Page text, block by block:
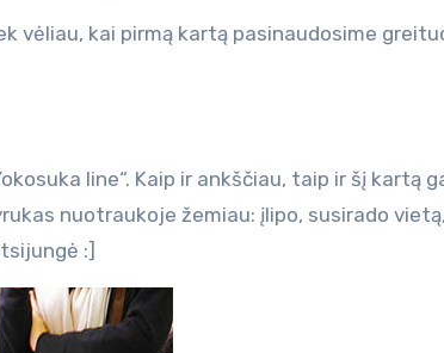
vėliau, kai pirmą kartą pasinaudosime
line“. Kaip ir ankščiau, taip ir šį kartą
nuotraukoje žemiau: įlipo, susirado
:]